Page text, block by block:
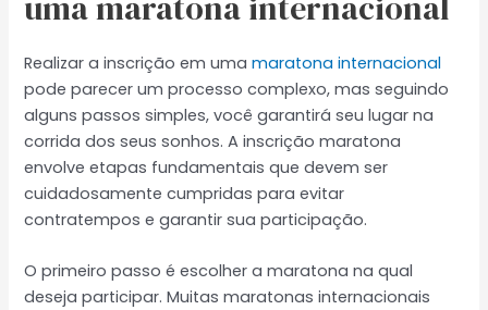
Realizar a inscrição em umamaratona internacional
pode parecer um processo complexo, mas seguindo
alguns passos simples, você garantirá seu lugar na
corrida dos seus sonhos. A inscrição maratona
envolve etapas fundamentais que devem ser
cuidadosamente cumpridas para evitar
contratempos e garantir sua participação.
O primeiro passo é escolher a maratona na qual
deseja participar. Muitas maratonas internacionais